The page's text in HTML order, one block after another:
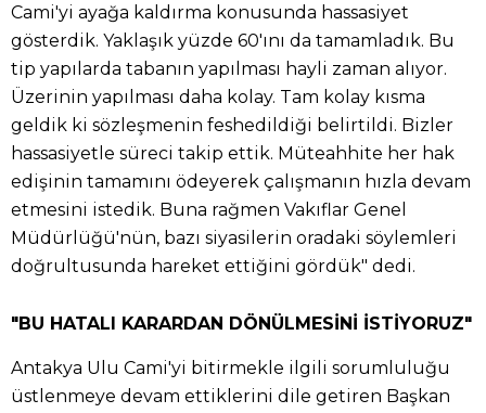
Cami'yi ayağa kaldırma konusunda hassasiyet
gösterdik. Yaklaşık yüzde 60'ını da tamamladık. Bu
tip yapılarda tabanın yapılması hayli zaman alıyor.
Üzerinin yapılması daha kolay. Tam kolay kısma
geldik ki sözleşmenin feshedildiği belirtildi. Bizler
hassasiyetle süreci takip ettik. Müteahhite her hak
edişinin tamamını ödeyerek çalışmanın hızla devam
etmesini istedik. Buna rağmen Vakıflar Genel
Müdürlüğü'nün, bazı siyasilerin oradaki söylemleri
doğrultusunda hareket ettiğini gördük" dedi.
"BU HATALI KARARDAN DÖNÜLMESİNİ İSTİYORUZ"
Antakya Ulu Cami'yi bitirmekle ilgili sorumluluğu
üstlenmeye devam ettiklerini dile getiren Başkan